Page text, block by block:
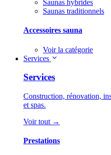
Saunas hybrides
Saunas traditionnels
Accessoires sauna
Voir la catégorie
Services
Services
Construction, rénovation,
et spas.
Voir tout →
Prestations